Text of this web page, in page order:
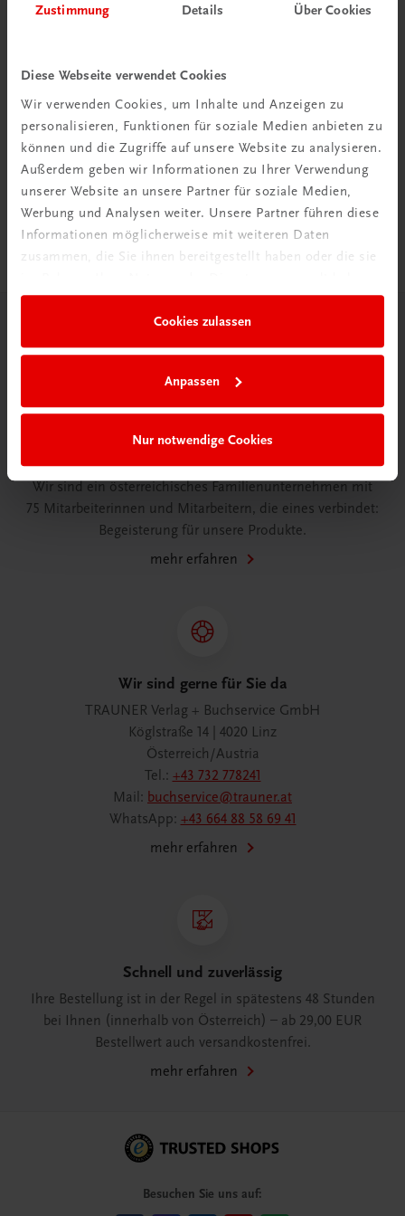
Zustimmung Details Über Cookies
Diese Webseite verwendet Cookies
Wir verwenden Cookies, um Inhalte und Anzeigen zu
personalisieren, Funktionen für soziale Medien anbieten zu
können und die Zugriffe auf unsere Website zu analysieren.
Außerdem geben wir Informationen zu Ihrer Verwendung
unserer Website an unsere Partner für soziale Medien,
Werbung und Analysen weiter. Unsere Partner führen diese
Informationen möglicherweise mit weiteren Daten
zusammen, die Sie ihnen bereitgestellt haben oder die sie
Cookies zulassen
Anpassen
Nur notwendige Cookies
Rabattcode erhalten
Newsletter abonnieren
& Versandkosten sparen
Jetzt anmelden
Wir sind ein österreichisches Familienunternehmen mit
75 Mitarbeiterinnen und Mitarbeitern, die eines verbindet:
Begeisterung für unsere Produkte.
mehr erfahren
Wir sind gerne für Sie da
TRAUNER Verlag + Buchservice GmbH
Köglstraße 14 | 4020 Linz
Österreich/Austria
Tel.: +43 732 778241
Mail: buchservice@trauner.at
WhatsApp: +43 664 88 58 69 41
mehr erfahren
Schnell und zuverlässig
Ihre Bestellung ist in der Regel in spätestens 48 Stunden
bei Ihnen (innerhalb von Österreich) – ab 29,00 EUR
Bestellwert auch versandkostenfrei.
mehr erfahren
Besuchen Sie uns auf: